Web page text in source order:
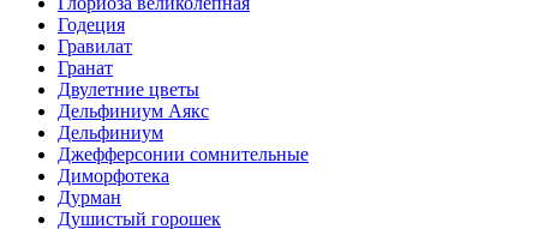
Годеция
Гравилат
Гранат
Двулетние цветы
Дельфиниум Аякс
Дельфиниум
Джефферсонии сомнительные
Диморфотека
Дурман
Душистый горошек